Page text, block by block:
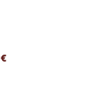
€